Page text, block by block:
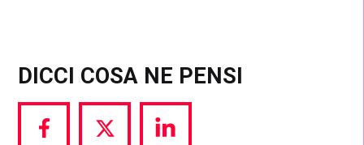
DICCI COSA NE PENSI
Share
Share
Share